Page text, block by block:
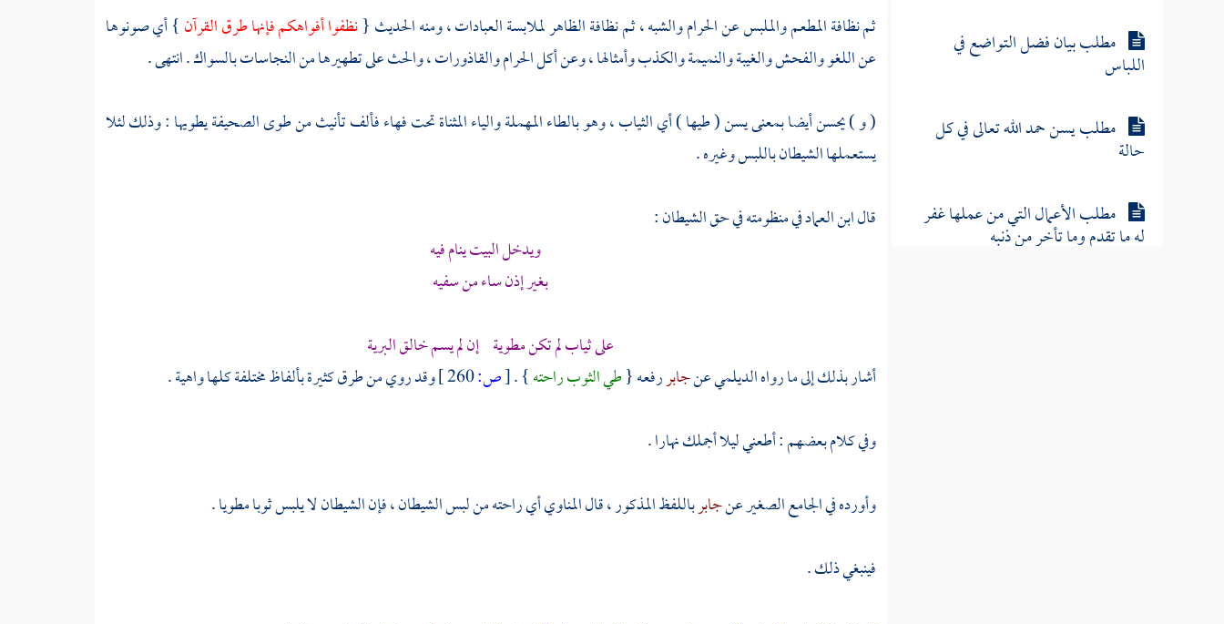
مطلب بيان فضل التواضع في
اللباس
مطلب يسن حمد الله تعالى في كل
حالة
مطلب الأعمال التي من عملها غفر
له ما تقدم وما تأخر من ذنبه
ثم نظافة المطعم والملبس عن الحرام والشبه ، ثم نظافة الظاهر لملابسة العبادات ، ومنه الحديث {نظفوا أفواهكم فإنها طرق القرآن} أي صونوها
عن اللغو والفحش والغيبة والنميمة والكذب وأمثالها ، وعن أكل الحرام والقاذورات ، والحث على تطهيرها من النجاسات بالسواك . انتهى .
( و ) يحسن أيضا بمعنى يسن ( طيها ) أي الثياب ، وهو بالطاء المهملة والياء المثناة تحت فهاء فألف تأنيث من طوى الصحيفة يطويها : وذلك لئلا
يستعملها الشيطان باللبس وغيره .
قالابن العمادفي منظومته في حق الشيطان :
ويدخل البيت ينام فيه
بغير إذن ساء من سفيه
على ثياب لم تكن مطوية إن لم يسم خالق البرية
أشار بذلك إلى ما رواهالديلميعنجابررفعه {طي الثوب راحته} .
[ص:
وقد روي من طرق كثيرة بألفاظ مختلفة كلها واهية .
وفي كلام بعضهم : أطعني ليلا أجملك نهارا .
وأورده في الجامع الصغير عنجابرباللفظ المذكور ، قالالمناويأي راحته من لبس الشيطان ، فإن الشيطان لا يلبس ثوبا مطويا .
فينبغي ذلك .